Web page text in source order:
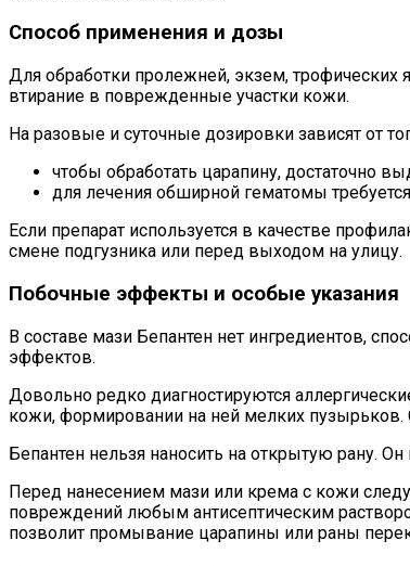
Способ применения и дозы
Для обработки пролежней, экзем, трофических
втирание в поврежденные участки кожи.
На разовые и суточные дозировки зависят от
чтобы обработать царапину, достаточно
для лечения обширной гематомы
Если препарат используется в качестве
смене подгузника или перед выходом на улицу.
Побочные эффекты и особые указания
В составе мази Бепантен нет ингредиентов,
эффектов.
Довольно редко диагностируются
кожи, формировании на ней мелких пузырьков.
Бепантен нельзя наносить на открытую рану.
Перед нанесением мази или крема с кожи
повреждений любым антисептическим
позволит промывание царапины или раны